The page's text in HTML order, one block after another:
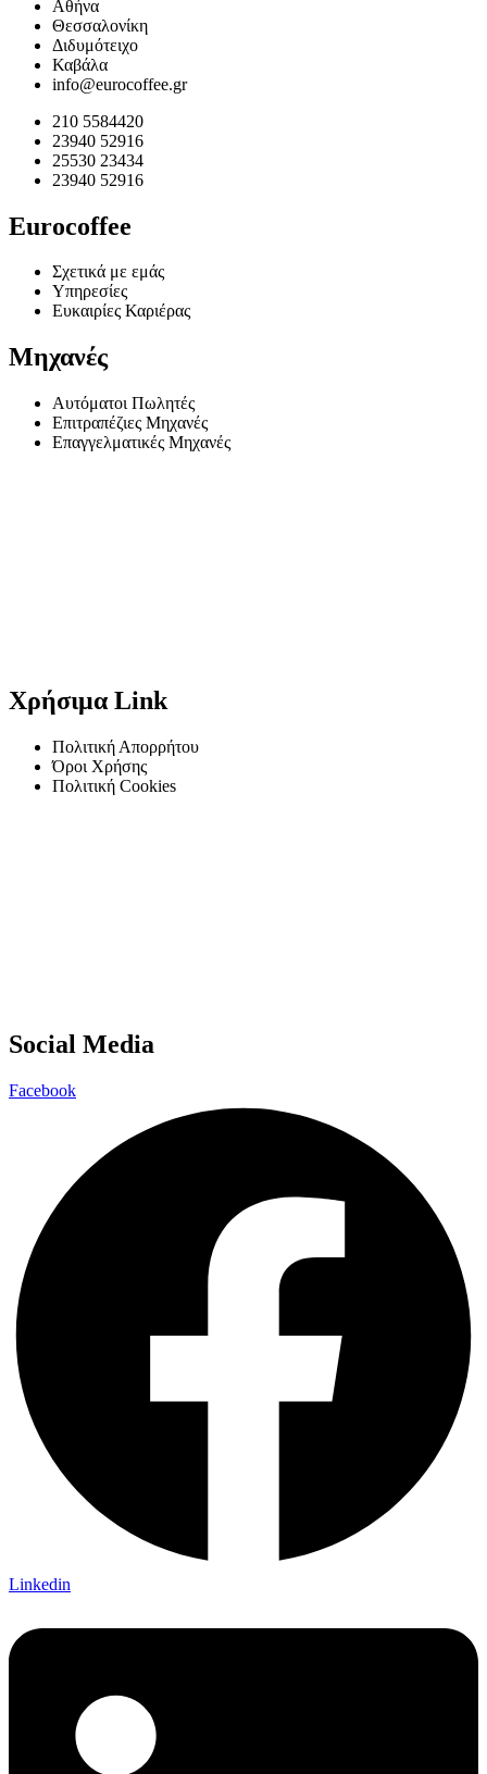
Αθήνα
Θεσσαλονίκη
Διδυμότειχο
Καβάλα
info@eurocoffee.gr
210 5584420
23940 52916
25530 23434
23940 52916
Eurocoffee
Σχετικά με εμάς
Υπηρεσίες
Ευκαιρίες Καριέρας
Μηχανές
Αυτόματοι Πωλητές
Επιτραπέζιες Μηχανές
Επαγγελματικές Μηχανές
Χρήσιμα Link
Πολιτική Απορρήτου
Όροι Χρήσης
Πολιτική Cookies
Social Media
Facebook
Linkedin